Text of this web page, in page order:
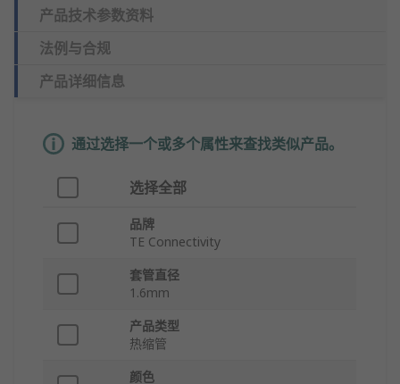
产品技术参数资料
法例与合规
产品详细信息
通过选择一个或多个属性来查找类似产品。
选择全部
品牌
TE Connectivity
套管直径
1.6mm
产品类型
热缩管
颜色